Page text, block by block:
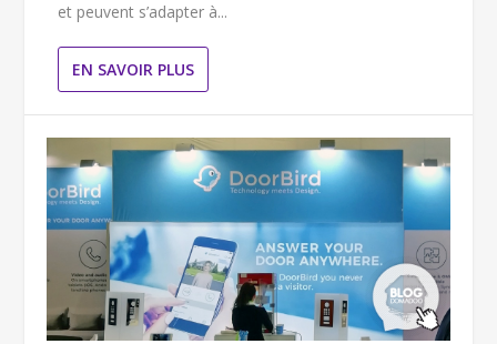
et peuvent s’adapter à...
EN SAVOIR PLUS